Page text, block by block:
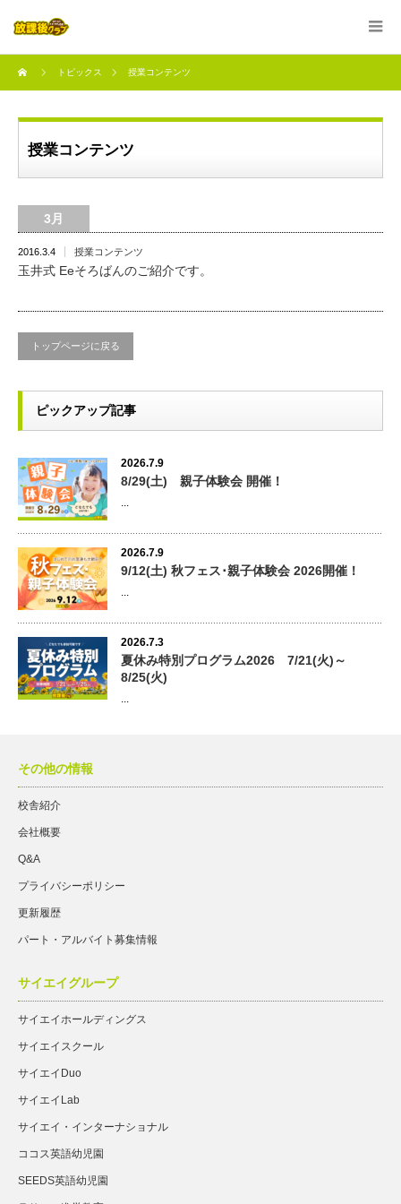
トピックス 授業コンテンツ
授業コンテンツ
3月
2016.3.4 授業コンテンツ
玉井式 Eeそろばんのご紹介です。
トップページに戻る
ピックアップ記事
2026.7.9
8/29(土) 親子体験会 開催！
...
2026.7.9
9/12(土) 秋フェス･親子体験会 2026開催！
...
2026.7.3
夏休み特別プログラム2026 7/21(火)～
8/25(火)
...
その他の情報
校舎紹介
会社概要
Q&A
プライバシーポリシー
更新履歴
パート・アルバイト募集情報
サイエイグループ
サイエイホールディングス
サイエイスクール
サイエイDuo
サイエイLab
サイエイ・インターナショナル
ココス英語幼児園
SEEDS英語幼児園